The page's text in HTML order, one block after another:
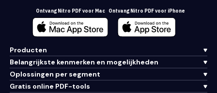
Ontvang Nitro PDF voor Mac Ontvang Nitro PDF voor iPhone
Producten
Belangrijkste kenmerken en mogelijkheden
Oplossingen per segment
Gratis online PDF-tools